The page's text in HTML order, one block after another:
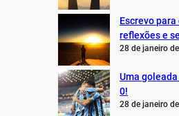
Escrevo
reflexões e
28 de janeiro
Uma
0!
28 de janeiro